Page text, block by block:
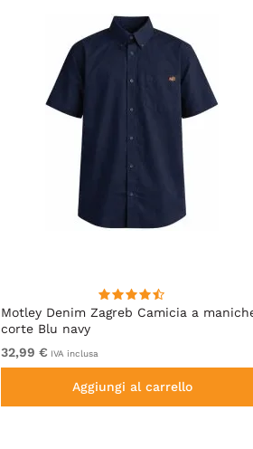
Motley Denim Zagreb Camicia a
corte Blu navy
32,99 € IVA inclusa
Aggiungi al carrello